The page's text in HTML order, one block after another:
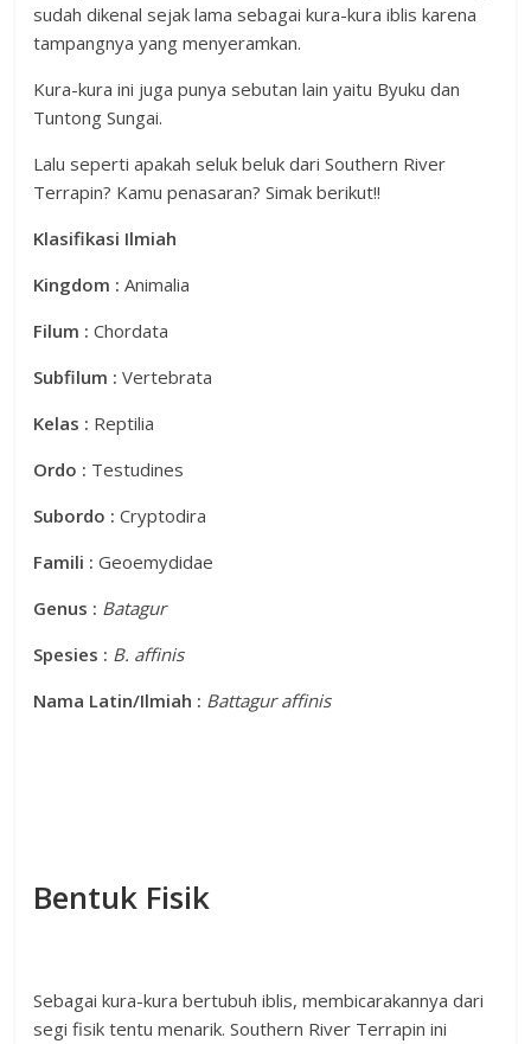
sudah dikenal sejak lama sebagai kura-kura iblis karena
tampangnya yang menyeramkan.
Kura-kura ini juga punya sebutan lain yaitu Byuku dan
Tuntong Sungai.
Lalu seperti apakah seluk beluk dari Southern River
Terrapin? Kamu penasaran? Simak berikut!!
Klasifikasi Ilmiah
Kingdom : Animalia
Filum : Chordata
Subfilum : Vertebrata
Kelas : Reptilia
Ordo : Testudines
Subordo : Cryptodira
Famili : Geoemydidae
Genus : Batagur
Spesies : B. affinis
Nama Latin/Ilmiah : Battagur affinis
Bentuk Fisik
Sebagai kura-kura bertubuh iblis, membicarakannya dari
segi fisik tentu menarik. Southern River Terrapin ini